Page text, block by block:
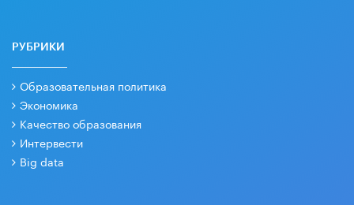
РУБРИКИ
Образовательная политика
Экономика
Качество образования
Интервести
Big data